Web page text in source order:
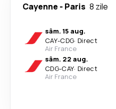
Cayenne - Paris 8 zile
sâm. 15 aug.
CAY-CDG· Direct
Air France
sâm. 22 aug.
CDG-CAY· Direct
Air France